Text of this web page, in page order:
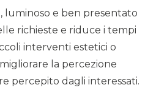
luminoso e ben presentato
richieste e riduce i tempi
interventi estetici o
la percezione
percepito dagli interessati.